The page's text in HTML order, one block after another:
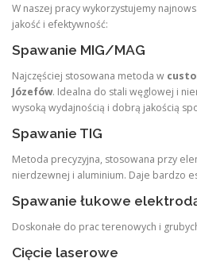
W naszej pracy wykorzystujemy
jakość i efektywność:
Spawanie MIG/MAG
Najczęściej stosowana metoda w
Józefów. Idealna do stali węglowej i
wysoką wydajnością i dobrą jakością
Spawanie TIG
Metoda precyzyjna, stosowana przy
nierdzewnej i aluminium. Daje bardzo
Spawanie łukowe
Doskonałe do prac terenowych i
Cięcie laserowe